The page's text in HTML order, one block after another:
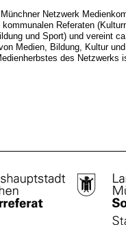
Netzwerk
Referaten
und Sport) und vereint
Medien, Bildung, Kultur
des Netzwerks